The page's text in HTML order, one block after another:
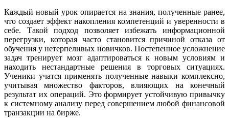
Каждый новый урок опирается на знания, полученные ранее,
что создает эффект накопления компетенций и уверенности в
себе. Такой подход позволяет избежать информационной
перегрузки, которая часто становится причиной отказа от
обучения у нетерпеливых новичков. Постепенное усложнение
задач тренирует мозг адаптироваться к новым условиям и
находить нестандартные решения в торговых ситуациях.
Ученики учатся применять полученные навыки комплексно,
учитывая множество факторов, влияющих на конечный
результат их операций. Это формирует устойчивую привычку
к системному анализу перед совершением любой финансовой
транзакции на бирже.